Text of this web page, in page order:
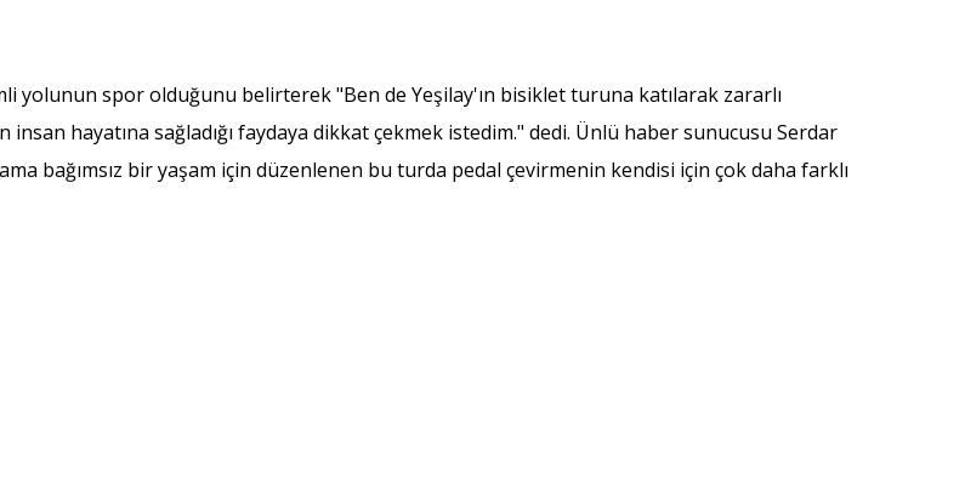
yolunun spor olduğunu belirterek "Ben de Yeşilay'ın bisiklet turuna katılarak zararlı
insan hayatına sağladığı faydaya dikkat çekmek istedim." dedi. Ünlü haber sunucusu Serdar
bağımsız bir yaşam için düzenlenen bu turda pedal çevirmenin kendisi için çok daha farklı